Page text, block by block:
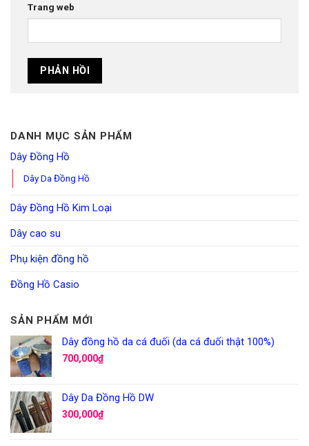
Trang web
DANH MỤC SẢN PHẨM
Dây Đồng Hồ
Dây Da Đồng Hồ
Dây Đồng Hồ Kim Loại
Dây cao su
Phụ kiện đồng hồ
Đồng Hồ Casio
SẢN PHẨM MỚI
Dây đồng hồ da cá đuối (da cá đuối thật 100%)
700,000₫
Dây Da Đồng Hồ DW
300,000₫